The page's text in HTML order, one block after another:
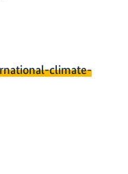
climate-